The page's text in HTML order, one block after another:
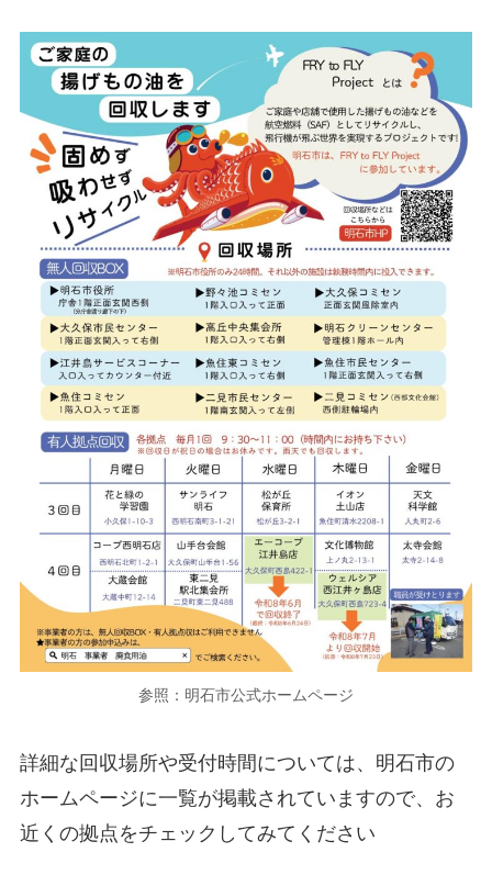
参照：明石市公式ホームページ
詳細な回収場所や受付時間については、明石市の
ホームページに一覧が掲載されていますので、お
近くの拠点をチェックしてみてください